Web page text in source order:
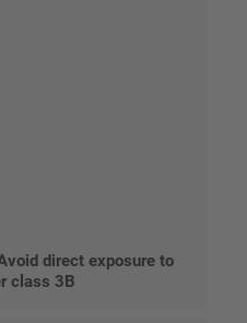
direct exposure to
class 3B